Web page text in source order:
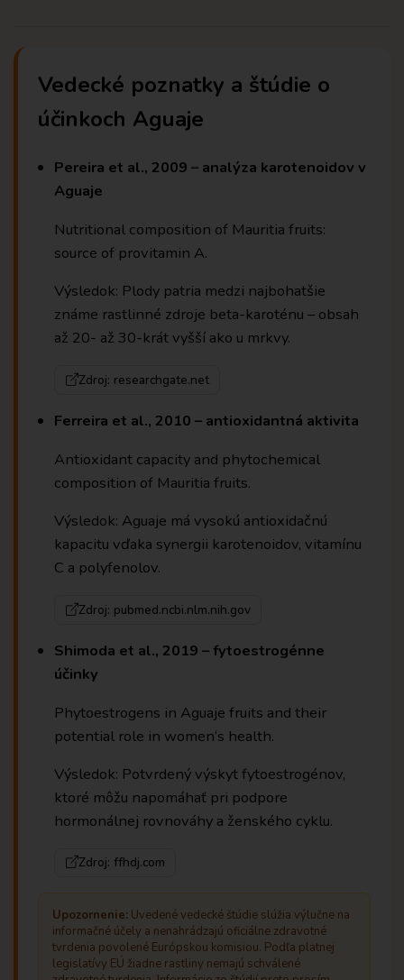
Vedecké poznatky a štúdie o
účinkoch Aguaje
Pereira et al., 2009 – analýza karotenoidov v
Aguaje
Nutritional composition of Mauritia fruits:
source of provitamin A.
Výsledok: Plody patria medzi najbohatšie
známe rastlinné zdroje beta-karoténu – obsah
až 20- až 30-krát vyšší ako u mrkvy.
Zdroj: researchgate.net
Ferreira et al., 2010 – antioxidantná aktivita
Antioxidant capacity and phytochemical
composition of Mauritia fruits.
Výsledok: Aguaje má vysokú antioxidačnú
kapacitu vďaka synergii karotenoidov, vitamínu
C a polyfenolov.
Zdroj: pubmed.ncbi.nlm.nih.gov
Shimoda et al., 2019 – fytoestrogénne
účinky
Phytoestrogens in Aguaje fruits and their
potential role in women’s health.
Výsledok: Potvrdený výskyt fytoestrogénov,
ktoré môžu napomáhať pri podpore
hormonálnej rovnováhy a ženského cyklu.
Zdroj: ffhdj.com
Upozornenie: Uvedené vedecké štúdie slúžia výlučne na
informačné účely a nenahrádzajú oficiálne zdravotné
tvrdenia povolené Európskou komisiou. Podľa platnej
legislatívy EÚ žiadne rastliny nemajú schválené